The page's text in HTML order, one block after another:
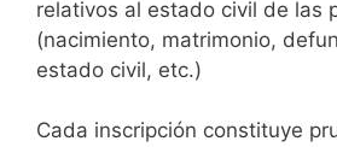
relativos al estado civil de las
(nacimiento, matrimonio,
estado civil, etc.)
Cada inscripción constituye